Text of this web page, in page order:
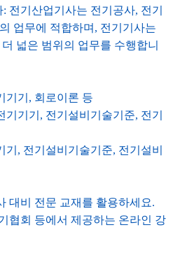
전기산업기사는 전기공사, 전기
업무에 적합하며, 전기기사는
넓은 범위의 업무를 수행합니
기기, 회로이론 등
기기기, 전기설비기술기준, 전기
기, 전기설비기술기준, 전기설비
대비 전문 교재를 활용하세요.
협회 등에서 제공하는 온라인 강